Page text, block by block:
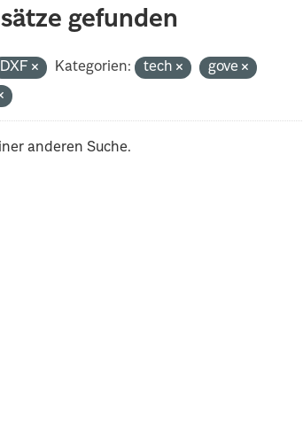
gefunden
DXF Kategorien: tech
gove
anderen Suche.